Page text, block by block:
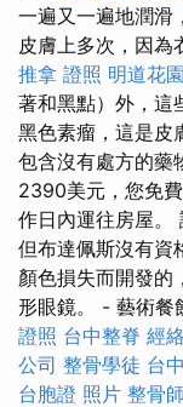
一遍又一遍地潤滑
皮膚上多次，因為
推拿 證照 明道花
著和黑點）外，這
黑色素瘤，這是皮
包含沒有處方的藥
2390美元，您免
作日內運往房屋。
但布達佩斯沒有資
顏色損失而開發的
形眼鏡。 - 藝術餐
證照 台中整脊 經
公司 整骨學徒 台
台胞證 照片 整骨師